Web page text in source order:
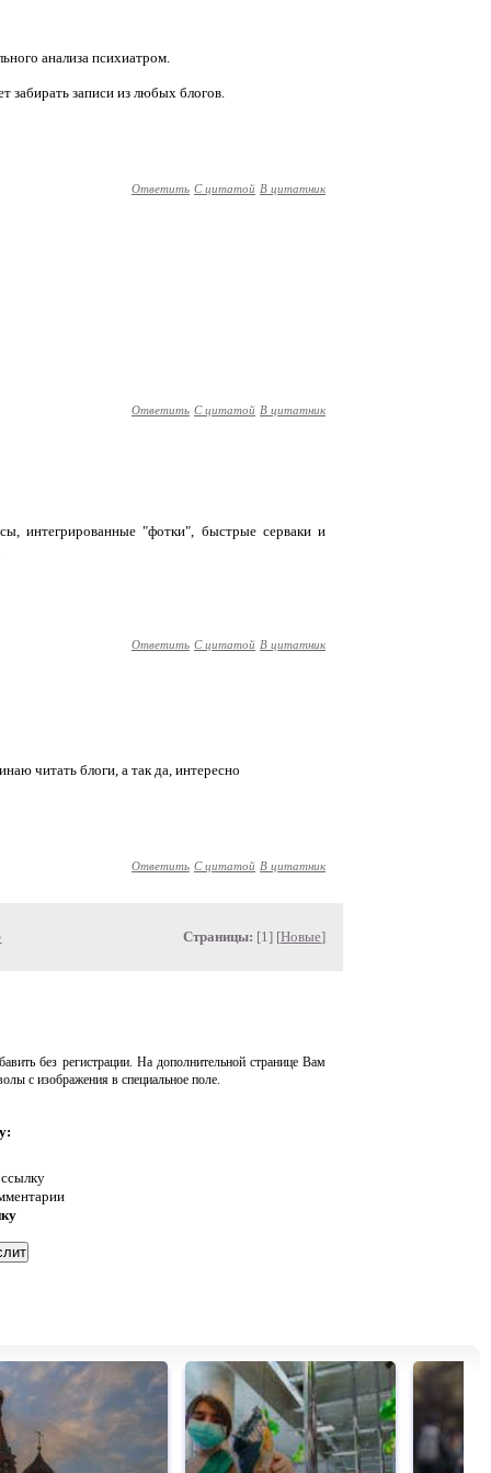
анализа психиатром.
забирать записи из любых блогов.
Ответить С цитатой В цитатник
Ответить С цитатой В цитатник
интегрированные "фотки", быстрые серваки и
Ответить С цитатой В цитатник
читать блоги, а так да, интересно
Ответить С цитатой В цитатник
Страницы: [1] [Новые]
без регистрации. На дополнительной странице Вам
с изображения в специальное поле.